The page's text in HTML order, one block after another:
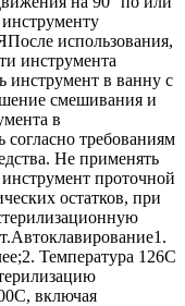
использования,
инструмента
инструмент в ванну с
смешивания и
в
требованиям
Не применять
проточной
остатков, при
Температура 126С
включая